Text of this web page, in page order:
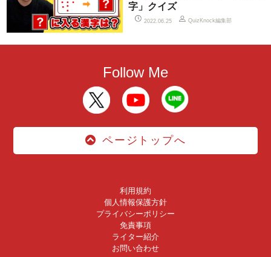
字」クイズ
2022.06.25 QuizKnock編集部
Follow Me
ページトップへ
利用規約
個人情報保護方針
プライバシーポリシー
免責事項
ライター紹介
お問い合わせ